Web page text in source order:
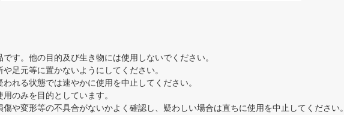
す。他の目的及び生き物には使用しないでください。
足元等に置かないようにしてください。
れる状態では速やかに使用を中止してください。
のみを目的としています。
や変形等の不具合がないかよく確認し、疑わしい場合は直ちに使用を中止してください。